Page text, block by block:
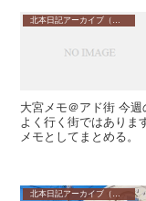
北本日記アーカイブ（記録保存）
大宮メモ＠アド街 今
よく行く街ではありま
メモとしてまとめる。
北本日記アーカイブ（記録保存）